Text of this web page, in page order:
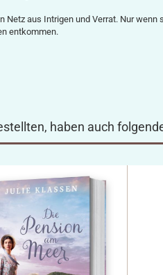
Netz aus Intrigen und Verrat. Nur wenn
entkommen.
haben auch